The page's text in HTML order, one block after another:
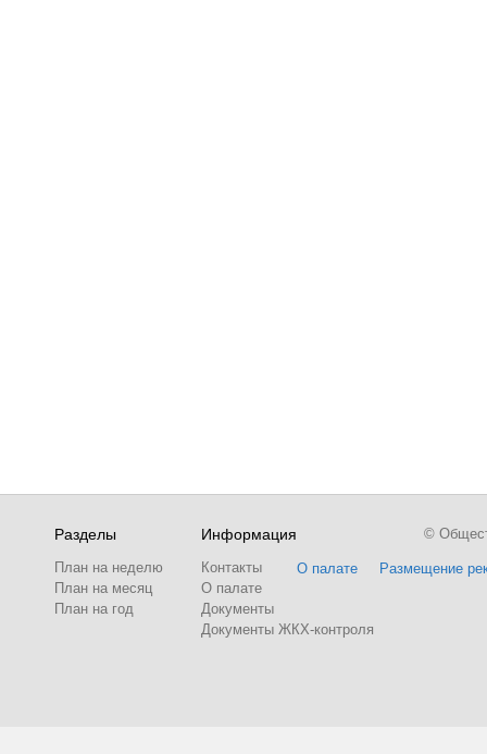
Разделы
План на неделю
План на месяц
План на год
Информация
Контакты
О палате
Документы
Документы ЖКХ-контроля
О палате Размещение
©